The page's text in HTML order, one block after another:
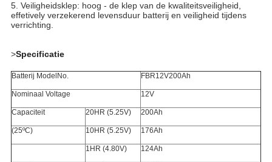
5. Veiligheidsklep: hoog - de klep van de kwaliteitsveiligheid,
effetively verzekerend levensduur batterij en veiligheid tijdens
verrichting.
>Specificatie
Batterij ModelNo. FBR12V200Ah
Nominaal Voltage 12V
Capaciteit 20HR (5.25V) 200Ah
(25ºC) 10HR (5.25V) 176Ah
1HR (4.80V) 124Ah